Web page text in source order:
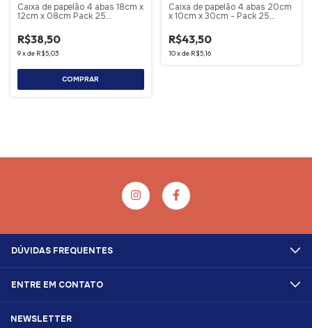
Caixa de papelão 4 abas 18cm x
12cm x 08cm Pack 25
R$38,50
9xde R$5,03
COMPRAR
Caixa de papelão 4 abas 20cm
x 10cm x 30cm - Pack 25
R$43,50
10xde R$5,16
DÚVIDAS FREQUENTES
ENTRE EM CONTATO
NEWSLETTER